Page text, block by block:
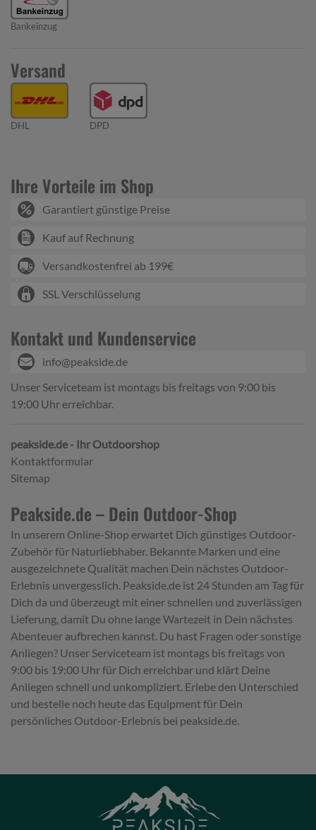
Bankeinzug
Versand
DHL DPD
Ihre Vorteile im Shop
Garantiert günstige Preise
Kauf auf Rechnung
Versandkostenfrei ab 199€
SSL Verschlüsselung
Kontakt und Kundenservice
info@peakside.de
Unser Serviceteam ist montags bis freitags von 9:00 bis
19:00 Uhr erreichbar.
peakside.de - Ihr Outdoorshop
Kontaktformular
Sitemap
Peakside.de – Dein Outdoor-Shop
In unserem Online-Shop erwartet Dich günstiges Outdoor-
Zubehör für Naturliebhaber. Bekannte Marken und eine
ausgezeichnete Qualität machen Dein nächstes Outdoor-
Erlebnis unvergesslich. Peakside.de ist 24 Stunden am Tag für
Dich da und überzeugt mit einer schnellen und zuverlässigen
Lieferung, damit Du ohne lange Wartezeit in Dein nächstes
Abenteuer aufbrechen kannst. Du hast Fragen oder sonstige
Anliegen? Unser Serviceteam ist montags bis freitags von
9:00 bis 19:00 Uhr für Dich erreichbar und klärt Deine
Anliegen schnell und unkompliziert. Erlebe den Unterschied
und bestelle noch heute das Equipment für Dein
persönliches Outdoor-Erlebnis bei peakside.de.